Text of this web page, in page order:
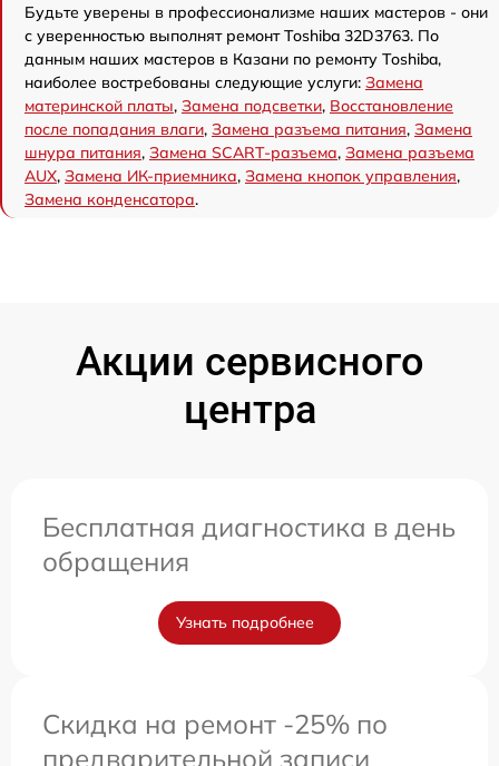
Будьте уверены в профессионализме наших мастеров - они
с уверенностью выполнят ремонт Toshiba 32D3763. По
данным наших мастеров в Казани по ремонту Toshiba,
наиболее востребованы следующие услуги: Замена
материнской платы, Замена подсветки, Восстановление
после попадания влаги, Замена разъема питания, Замена
шнура питания, Замена SCART-разъема, Замена разъема
AUX, Замена ИК-приемника, Замена кнопок управления,
Замена конденсатора.
Акции сервисного
центра
Бесплатная диагностика в день
обращения
Узнать подробнее
Скидка на ремонт -25% по
предварительной записи